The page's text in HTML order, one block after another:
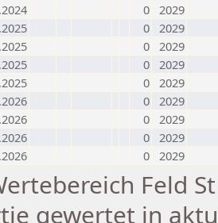
0 2029
0 2029
0 2029
0 2029
0 2029
0 2029
0 2029
0 2029
0 2029
Feld
gewertet in